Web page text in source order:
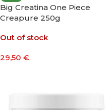
Big Creatina One Piece
Creapure 250g
Out of stock
29,50 €